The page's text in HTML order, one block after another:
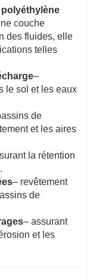
couche
des fluides, elle
telles
–
le sol et les eaux
de
et les aires
la rétention
– revêtement
de
– assurant
et les